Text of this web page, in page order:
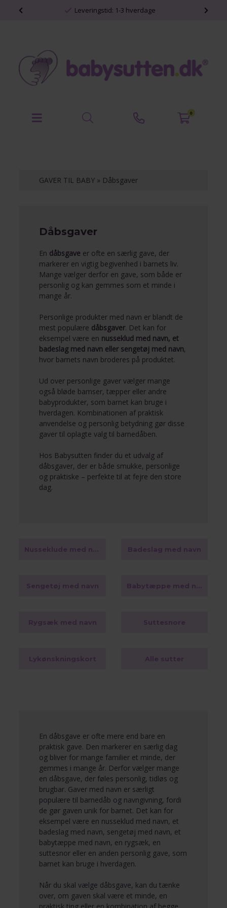
Leveringstid: 1-3 hverdage
0
GAVER TIL BABY » Dåbsgaver
Dåbsgaver
En dåbsgave er ofte en særlig gave, der
markerer en vigtig begivenhed i barnets liv.
Mange vælger derfor en gave, som både er
personlig og kan gemmes som et minde i
mange år.
Personlige produkter med navn er blandt de
mest populære dåbsgaver. Det kan for
eksempel være en nusseklud med navn, et
badeslag med navn eller sengetøj med navn,
hvor barnets navn broderes på produktet.
Ud over personlige gaver vælger mange
også bløde bamser, tæpper eller andre
babyprodukter, som barnet kan bruge i
hverdagen. Kombinationen af praktisk
anvendelse og personlig betydning gør disse
gaver til oplagte valg til barnedåben.
Hos Babysutten finder du et udvalg af
dåbsgaver, der er både smukke, personlige
og praktiske – perfekte til at fejre den store
dag.
Nusseklude med navn Badeslag med navn
Sengetøj med navn Babytæppe med navn
Rygsæk med navn Suttesnore
Lykønskningskort Alle sutter
En dåbsgave er ofte mere end bare en
praktisk gave. Den markerer en særlig dag
og bliver for mange familier et minde, der
gemmes i mange år. Derfor vælger mange
en dåbsgave, der føles personlig, tidløs og
brugbar. Gaver med navn er særligt
populære til barnedåb og navngivning, fordi
de gør gaven unik for barnet. Det kan for
eksempel være en nusseklud med navn, et
badeslag med navn, sengetøj med navn, et
babytæppe med navn, en rygsæk, en
suttesnor eller en anden personlig gave, som
barnet kan bruge i hverdagen.
Når du skal vælge dåbsgave, kan du tænke
over, om gaven skal være et minde, en